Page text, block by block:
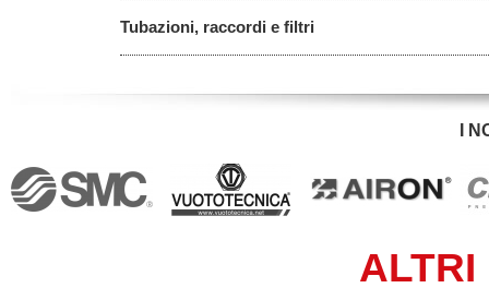
Tubazioni, raccordi e filtri
I
ALTRI